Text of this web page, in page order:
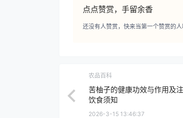
点点赞赏，手留余香
还没有人赞赏，快来当第一个赞赏的人
农品百科
苦柚子的健康功效与作用及
饮食须知
2026-3-15 13:46:37